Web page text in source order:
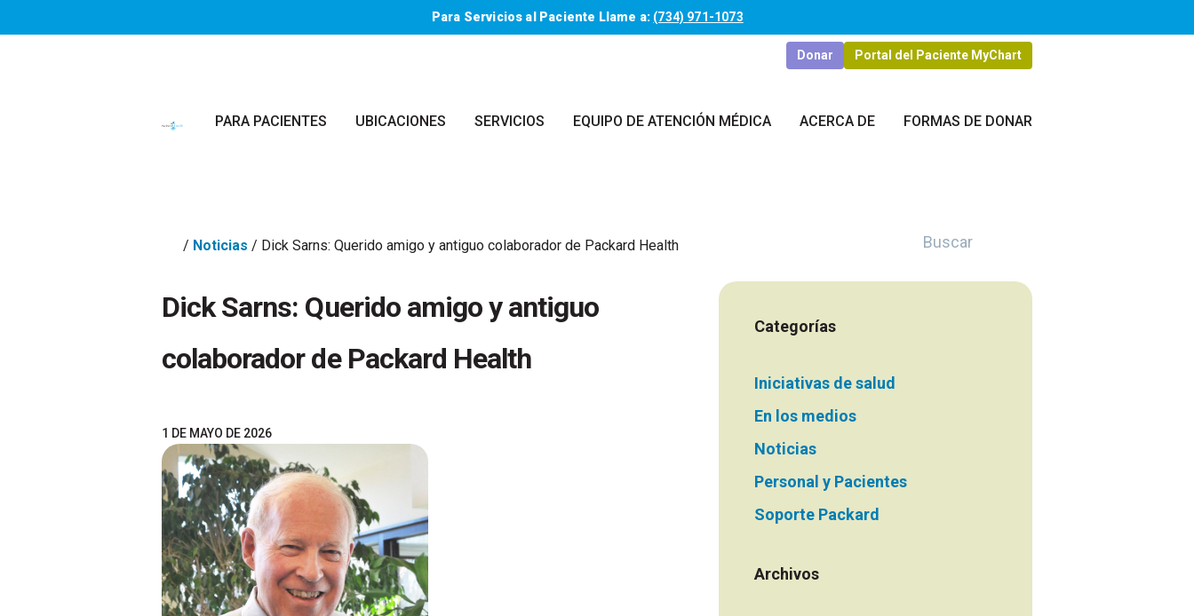
Para Servicios al Paciente Llame a: (734) 971-1073
Donar Portal del Paciente MyChart
PARA PACIENTES UBICACIONES SERVICIOS EQUIPO DE ATENCIÓN MÉDICA ACERCA DE FORMAS DE DONAR
/ Noticias / Dick Sarns: Querido amigo y antiguo colaborador de Packard Health
Dick Sarns: Querido amigo y antiguo
colaborador de Packard Health
1 DE MAYO DE 2026
Categorías
Iniciativas de salud
En los medios
Noticias
Personal y Pacientes
Soporte Packard
Archivos